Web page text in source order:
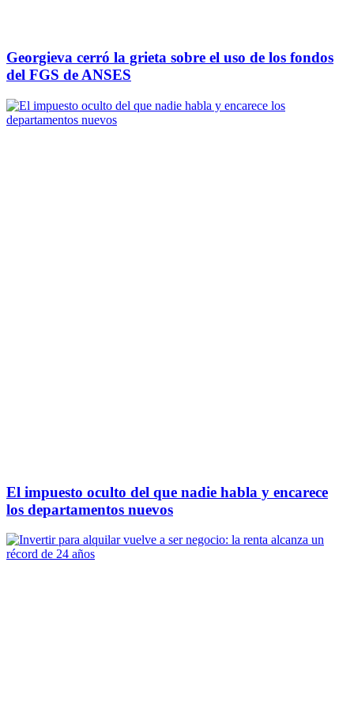
Georgieva cerró la grieta sobre el uso de los fondos
del FGS de ANSES
El impuesto oculto del que nadie habla y encarece
los departamentos nuevos